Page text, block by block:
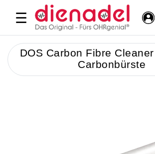
☰
DOS Carbon Fibre
Carbonbürste